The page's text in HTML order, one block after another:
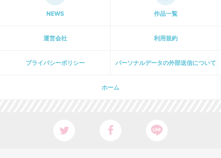
NEWS 作品一覧
運営会社 利用規約
プライパシーポリシー パーソナルデータの外部送信について
ホーム